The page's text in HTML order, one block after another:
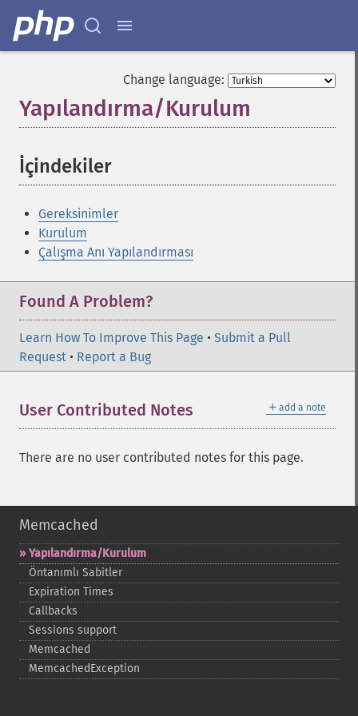
Change language:
Yapılandırma/Kurulum
İçindekiler¶
Gereksinimler
Kurulum
Çalışma Anı Yapılandırması
Found A Problem?
Learn How To Improve This Page • Submit a Pull
Request • Report a Bug
＋ add a note
User Contributed Notes
There are no user contributed notes for this page.
Memcached
Yapılandırma/Kurulum
Öntanımlı Sabitler
Expiration Times
Callbacks
Sessions support
Memcached
MemcachedException